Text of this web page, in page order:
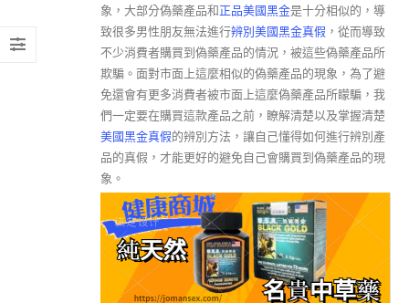
象，大部分偽藥產品和正品美國黑金是十分相似的，導
致很多男性朋友無法進行辨別美國黑金真假 ，從而導致
不少消費者購買到偽藥產品的情況，被這些偽藥產品所
欺騙。面對市面上這麼相似的偽藥產品的現象，為了避
免還會有更多消費者被市面上這麼偽藥產品所矇騙，我
們一定要在購買這款產品之前，瞭解清楚以及掌握清楚
美國黑金真假的辨別方法，讓自己懂得如何進行辨別產
品的真假，才能更好的避免自己會購買到偽藥產品的現
象。